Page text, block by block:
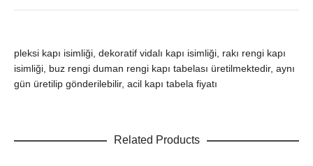
pleksi kapı isimliği, dekoratif vidalı kapı isimliği, rakı rengi kapı
isimliği, buz rengi duman rengi kapı tabelası üretilmektedir, aynı
gün üretilip gönderilebilir, acil kapı tabela fiyatı
Related Products